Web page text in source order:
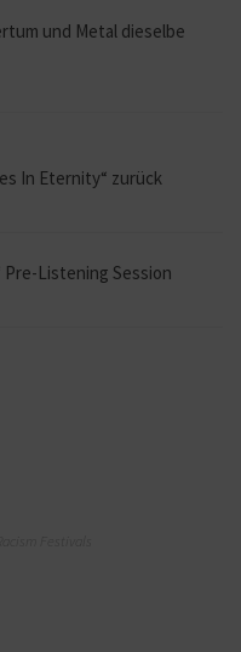
und Metal dieselbe
In Eternity“ zurück
Pre-Listening Session